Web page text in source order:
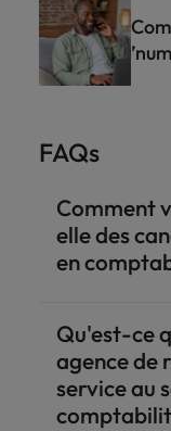
FAQs
Comment
elle des
en
Qu'est-ce
agence de
service au